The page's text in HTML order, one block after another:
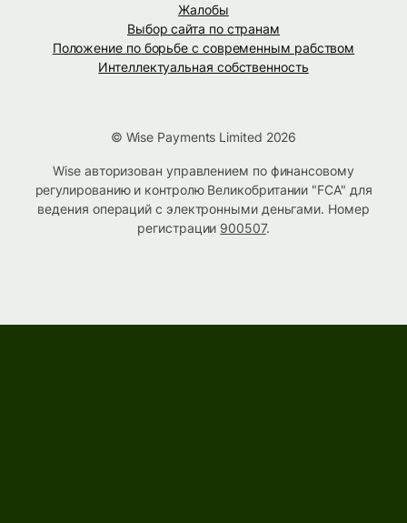
Жалобы
Выбор сайта по странам
Положение по борьбе с современным рабством
Интеллектуальная собственность
© Wise Payments Limited 2026
Wise авторизован управлением по финансовому
регулированию и контролю Великобритании "FCA" для
ведения операций с электронными деньгами. Номер
регистрации 900507.